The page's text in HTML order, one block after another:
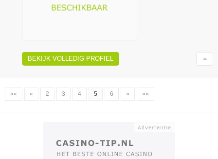
BEKIJK VOLLEDIG PROFIEL
«« « 2 3 4 5 6 » »»